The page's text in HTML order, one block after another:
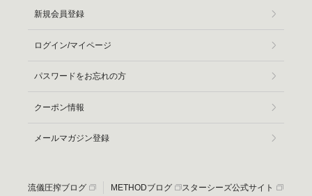
新規会員登録
ログイン/マイページ
パスワードをお忘れの方
クーポン情報
メールマガジン登録
流儀圧搾ブログ METHODブログ スターシーズ公式サイト